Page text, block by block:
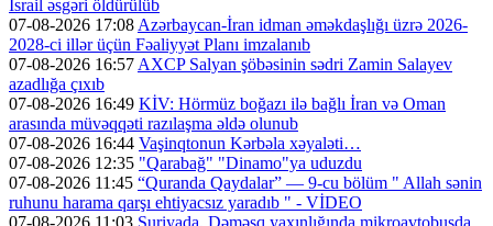
İsrail əsgəri öldürülüb
07-08-2026 17:08 Azərbaycan-İran idman əməkdaşlığı üzrə 2026-
2028-ci illər üçün Fəaliyyət Planı imzalanıb
07-08-2026 16:57 AXCP Salyan şöbəsinin sədri Zamin Salayev
azadlığa çıxıb
07-08-2026 16:49 KİV: Hörmüz boğazı ilə bağlı İran və Oman
arasında müvəqqəti razılaşma əldə olunub
07-08-2026 16:44 Vaşinqtonun Kərbəla xəyaləti…
07-08-2026 12:35 "Qarabağ" "Dinamo"ya uduzdu
07-08-2026 11:45 “Quranda Qaydalar” — 9-cu bölüm " Allah sənin
ruhunu harama qarşı ehtiyacsız yaradıb " - VİDEO